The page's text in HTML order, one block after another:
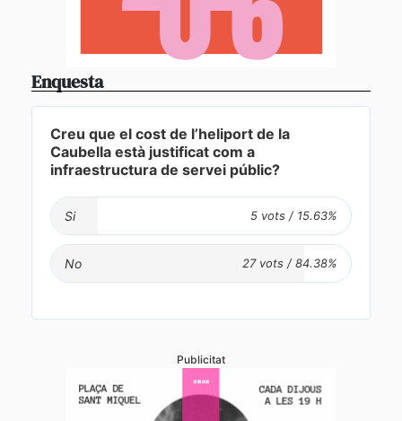
Enquesta
Creu que el cost de l’heliport de la
Caubella està justificat com a
infraestructura de servei públic?
Si
No
Publicitat